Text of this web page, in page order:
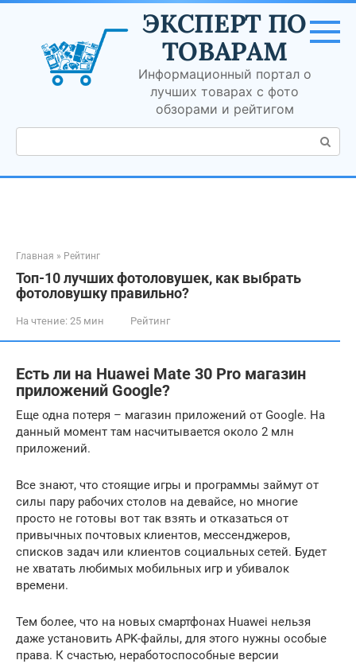
Перейти
контенту
ЭКСПЕРТ ПО
ТОВАРАМ
Информационный портал о
лучших товарах с фото
обзорами и рейтигом
Поиск:
Главная » Рейтинг
Топ-10 лучших фотоловушек, как выбрать
фотоловушку правильно?
На чтение: 25 мин Рейтинг
Есть ли на Huawei Mate 30 Pro магазин
приложений Google?
Еще одна потеря – магазин приложений от Google. На
данный момент там насчитывается около 2 млн
приложений.
Все знают, что стоящие игры и программы займут от
силы пару рабочих столов на девайсе, но многие
просто не готовы вот так взять и отказаться от
привычных почтовых клиентов, мессенджеров,
списков задач или клиентов социальных сетей. Будет
не хватать любимых мобильных игр и убивалок
времени.
Тем более, что на новых смартфонах Huawei нельзя
даже установить APK-файлы, для этого нужны особые
права. К счастью, неработоспособные версии